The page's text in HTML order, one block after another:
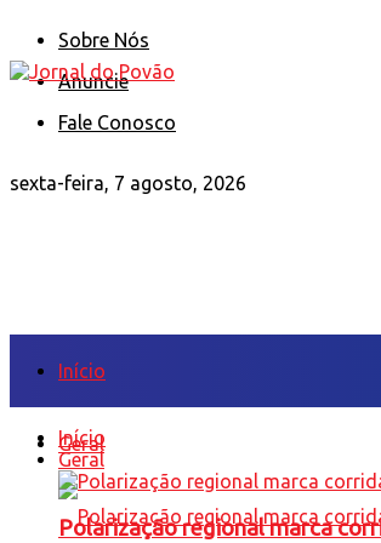
Sobre Nós
Anuncie
Fale Conosco
sexta-feira, 7 agosto, 2026
Início
Geral
Início
Geral
Polarização regional marca